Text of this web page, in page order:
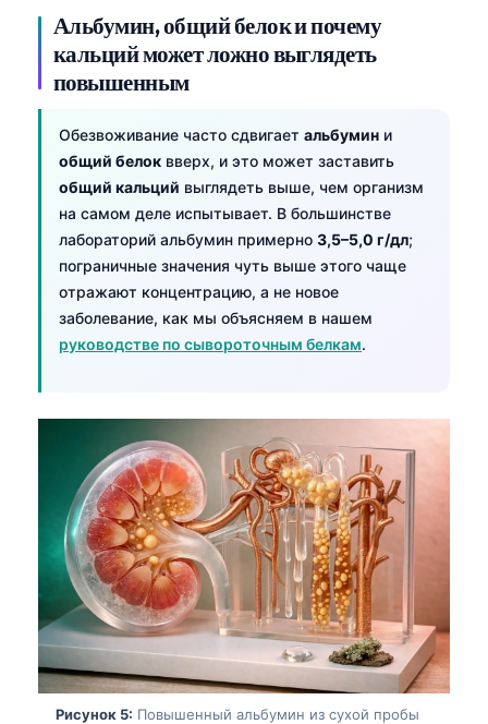
Альбумин, общий белок и почему
кальций может ложно выглядеть
повышенным
Обезвоживание часто сдвигает альбумин и
общий белок вверх, и это может заставить
общий кальций выглядеть выше, чем организм
на самом деле испытывает. В большинстве
лабораторий альбумин примерно 3,5–5,0 г/дл;
пограничные значения чуть выше этого чаще
отражают концентрацию, а не новое
заболевание, как мы объясняем в нашем
руководстве по сывороточным белкам.
Рисунок 5: Повышенный альбумин из сухой пробы
தமிழ்
ગુજરાતી
ಕನ್ನಡ
മലയാളം
Bahasa Melayu
Tiếng Việt
Tagalog
ភាសាខ្មែរ
አማርኛ
Українська
O‘zbekcha
Català
Suomi
Hrvatski
Slovenčina